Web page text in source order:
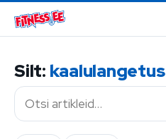
Mine sisu juurde
Silt: kaalulangetus
Otsi